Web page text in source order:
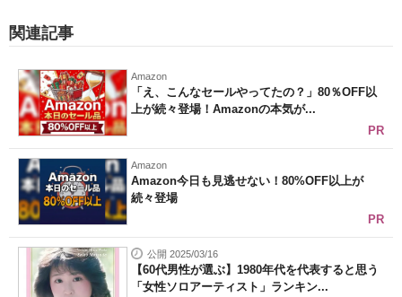
関連記事
Amazon
「え、こんなセールやってたの？」80％OFF以
上が続々登場！Amazonの本気が...
PR
Amazon
Amazon今日も見逃せない！80%OFF以上が
続々登場
PR
公開 2025/03/16
【60代男性が選ぶ】1980年代を代表すると思う
「女性ソロアーティスト」ランキン...